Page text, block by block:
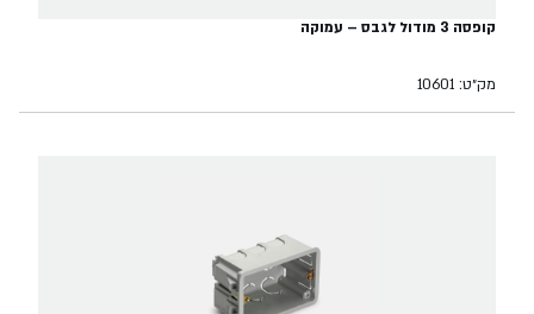
קופסה 3 מודול לגבס – עמוקה
מק״ט: 10601